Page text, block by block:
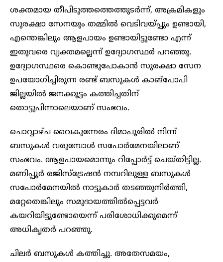
ശക്തമായ തീപിടുത്തത്തെത്തുടർന്ന്, അക്രമികളും
സുരക്ഷാ സേനയും തമ്മിൽ വെടിവയ്പ്പും ഉണ്ടായി,
എന്തെങ്കിലും ആളപായം ഉണ്ടായിട്ടുണ്ടോ എന്ന്
ഇതുവരെ വ്യക്തമല്ലെന്ന് ഉദ്യോഗസ്ഥർ പറഞ്ഞു.
ഉദ്യോഗസ്ഥരെ കൊണ്ടുപോകാൻ സുരക്ഷാ സേന
ഉപയോഗിച്ചിരുന്ന രണ്ട് ബസുകൾ കാങ്‌പോപി
ജില്ലയിൽ ജനക്കൂട്ടം കത്തിച്ചതിന്
തൊട്ടുപിന്നാലെയാണ് സംഭവം.
ചൊവ്വാഴ്ച വൈകുന്നേരം ദിമാപൂരിൽ നിന്ന്
ബസുകൾ വരുമ്പോൾ സപോർമേനയിലാണ്
സംഭവം. ആളപായമൊന്നും റിപ്പോർട്ട് ചെയ്തിട്ടില്ല.
മണിപ്പൂർ രജിസ്‌ട്രേഷൻ നമ്പറിലുള്ള ബസുകൾ
സപോർമേനയിൽ നാട്ടുകാർ തടഞ്ഞുനിർത്തി,
മറ്റേതെങ്കിലും സമുദായത്തിൽപ്പെട്ടവർ
കയറിയിട്ടുണ്ടോയെന്ന് പരിശോധിക്കുമെന്ന്
അധികൃതർ പറഞ്ഞു.
ചിലർ ബസുകൾ കത്തിച്ചു. അതേസമയം,